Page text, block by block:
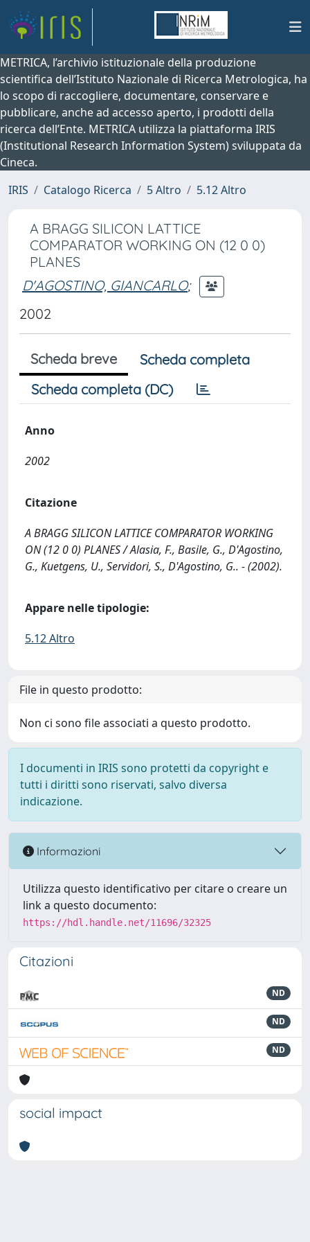
METRICA, l’archivio istituzionale della produzione
scientifica dell’Istituto Nazionale di Ricerca Metrologica, ha
lo scopo di raccogliere, documentare, conservare e
pubblicare, anche ad accesso aperto, i prodotti della
ricerca dell’Ente. METRICA utilizza la piattaforma IRIS
(Institutional Research Information System) sviluppata da
Cineca.
IRIS
Catalogo Ricerca 5 Altro 5.12 Altro
A BRAGG SILICON LATTICE
COMPARATOR WORKING ON (12 0 0)
PLANES
D'AGOSTINO, GIANCARLO;
2002
Scheda breve
Scheda completa
Scheda completa (DC)
Anno
2002
Citazione
A BRAGG SILICON LATTICE COMPARATOR WORKING
ON (12 0 0) PLANES / Alasia, F., Basile, G., D'Agostino,
G., Kuetgens, U., Servidori, S., D'Agostino, G.. - (2002).
Appare nelle tipologie:
5.12 Altro
File in questo prodotto:
Non ci sono file associati a questo prodotto.
I documenti in IRIS sono protetti da copyright e
tutti i diritti sono riservati, salvo diversa
indicazione.
Informazioni
Utilizza questo identificativo per citare o creare un
link a questo documento:
https://hdl.handle.net/11696/32325
Citazioni
ND
ND
ND
social impact